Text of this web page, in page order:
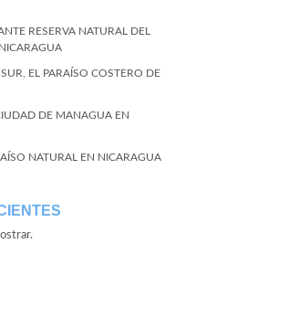
RESERVA NATURAL DEL
EL PARAÍSO COSTERO DE
DE MANAGUA EN
NATURAL EN NICARAGUA